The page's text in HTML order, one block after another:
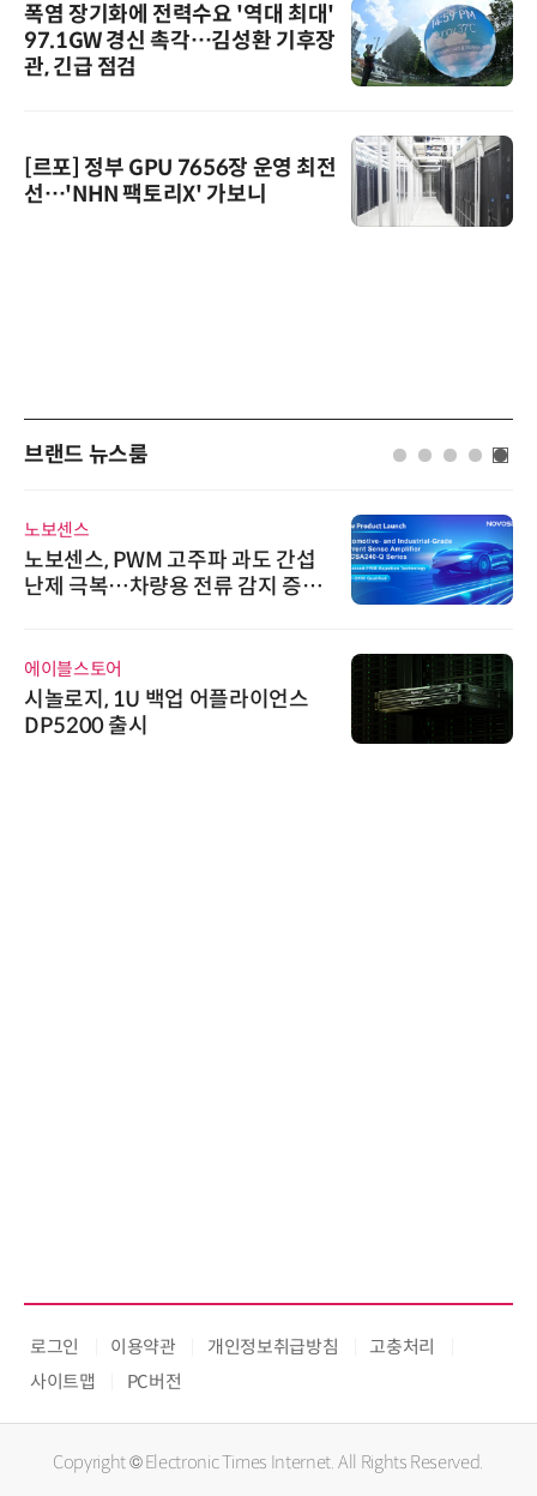
폭염 장기화에 전력수요 '역대 최대'
97.1GW 경신 촉각…김성환 기후장
관, 긴급 점검
[르포] 정부 GPU 7656장 운영 최전
선…'NHN 팩토리X' 가보니
브랜드 뉴스룸
노보센스
노보센스, PWM 고주파 과도 간섭
난제 극복…차량용 전류 감지 증폭
에이블스토어
시놀로지, 1U 백업 어플라이언스
DP5200 출시
로그인 이용약관 개인정보취급방침
고충처리
사이트맵
PC버전
Copyright © Electronic Times Internet. All Rights Reserved.